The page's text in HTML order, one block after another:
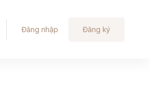
Đăng nhập Đăng ký